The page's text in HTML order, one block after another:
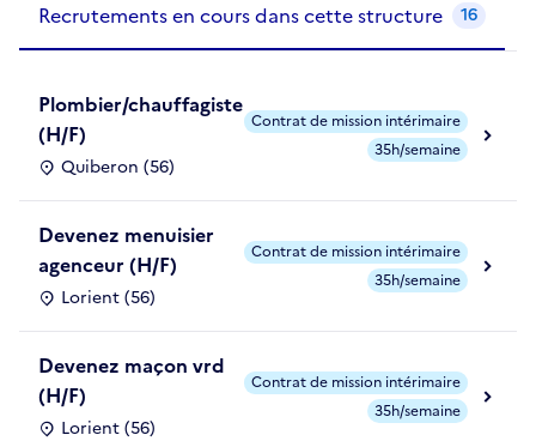
Recrutements en cours dans cette structure 16
Plombier/chauffagiste
(H/F)
Quiberon (56)
Contrat de mission intérimaire
35h/semaine
Devenez menuisier
agenceur (H/F)
Lorient (56)
Contrat de mission intérimaire
35h/semaine
Devenez maçon vrd
(H/F)
Lorient (56)
Contrat de mission intérimaire
35h/semaine